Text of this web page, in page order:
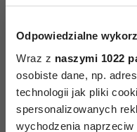
Odpowiedzialne
Wraz z naszymi 1022
osobiste dane, np.
technologii jak pliki
spersonalizowanych
wychodzenia
Tutaj wkrótce
motywacja: jestem
komplementują,
doceniana, a nie
robi się nadmierna,